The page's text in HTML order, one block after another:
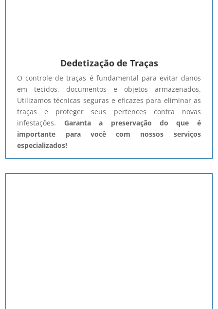
Dedetização de Traças
O controle de traças é fundamental para evitar danos
em tecidos, documentos e objetos armazenados.
Utilizamos técnicas seguras e eficazes para eliminar as
traças e proteger seus pertences contra novas
infestações. Garanta a preservação do que é
importante para você com nossos serviços
especializados!